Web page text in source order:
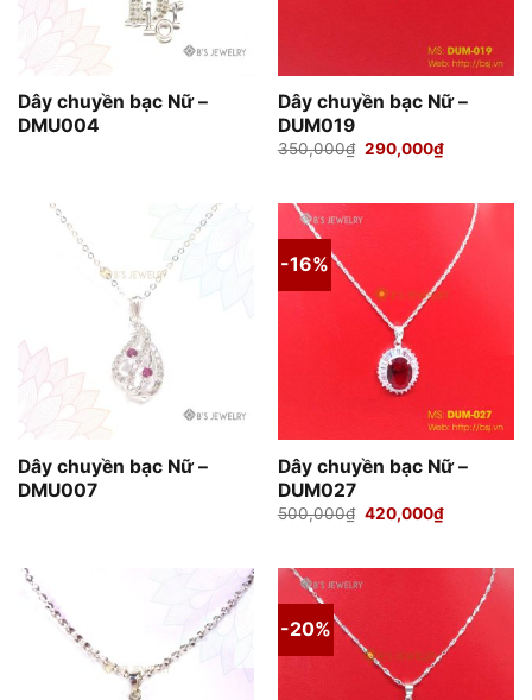
Dây chuyền bạc Nữ –
DMU004
Dây chuyền bạc Nữ –
DUM019
350,000₫ Giá
290,000₫Giá
hiện
290,000₫.
Dây chuyền bạc Nữ –
DMU007
-16%
Dây chuyền bạc Nữ –
DUM027
500,000₫ Giá
420,000₫Giá
hiện
420,000₫.
-20%